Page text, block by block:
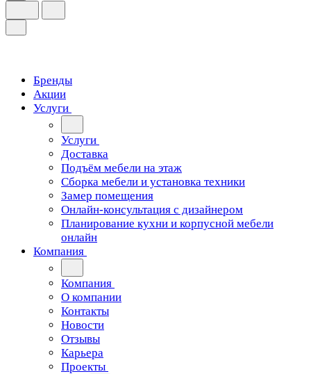
Бренды
Акции
Услуги
Услуги
Доставка
Подъём мебели на этаж
Сборка мебели и установка техники
Замер помещения
Онлайн-консультация с дизайнером
Планирование кухни и корпусной мебели
онлайн
Компания
Компания
О компании
Контакты
Новости
Отзывы
Карьера
Проекты